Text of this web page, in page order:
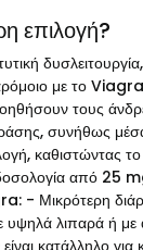
επιλογή?
με το
τους
συνήθως
καθιστώντας
από 25
- Μικρότερη
υψηλά λιπαρά ή
κατάλληλο για